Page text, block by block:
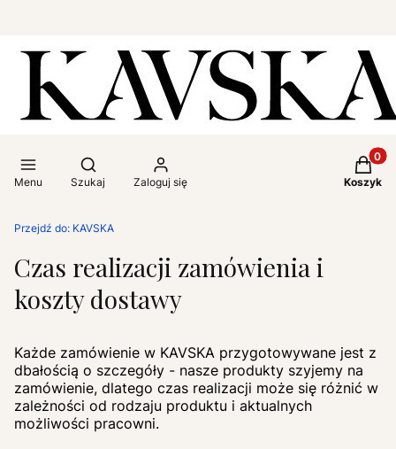
Menu
Otwórz wyszukiwarkę
Szukaj Zaloguj się Koszyk
Przejdź do: KAVSKA
Czas realizacji zamówienia i
koszty dostawy
Każde zamówienie w KAVSKA przygotowywane jest z
dbałością o szczegóły - nasze produkty szyjemy na
zamówienie, dlatego czas realizacji może się różnić w
zależności od rodzaju produktu i aktualnych
możliwości pracowni.